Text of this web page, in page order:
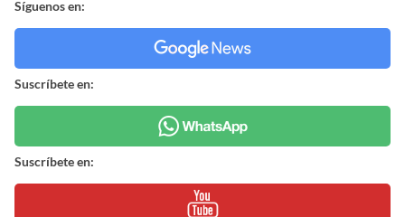
Síguenos en:
Suscríbete en:
Suscríbete en: